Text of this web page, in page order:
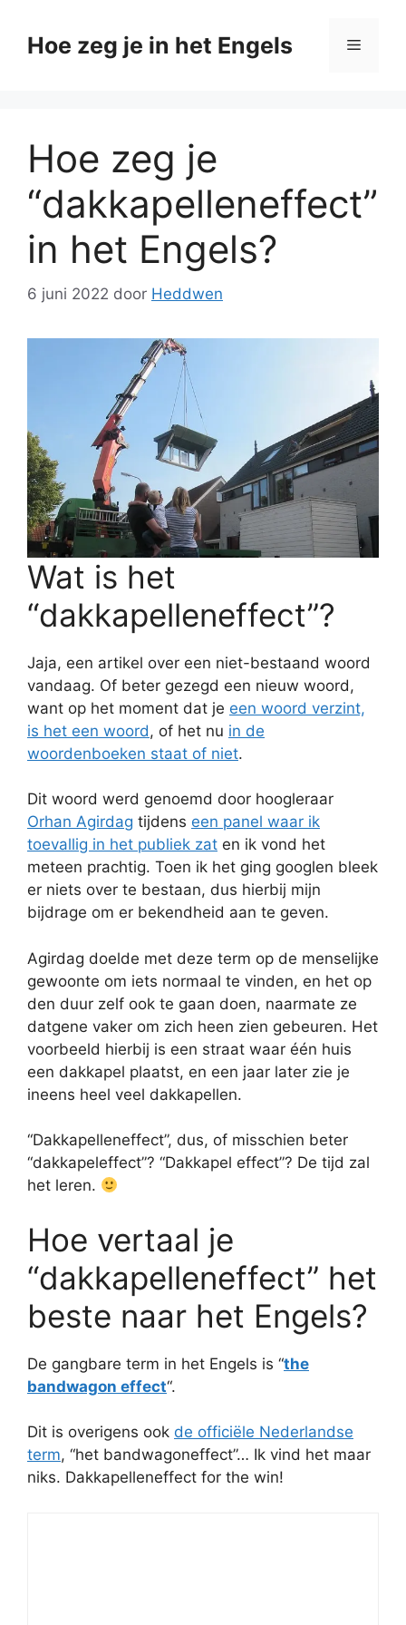
naarHoe zeg je in het Engels Menu
Hoe zeg je
“dakkapelleneffect”
in het Engels?
6 juni 2022 door Heddwen
Wat is het
“dakkapelleneffect”?
Jaja, een artikel over een niet-bestaand woord
vandaag. Of beter gezegd een nieuw woord,
want op het moment dat je een woord verzint,
is het een woord, of het nu in de
woordenboeken staat of niet.
Dit woord werd genoemd door hoogleraar
Orhan Agirdag tijdens een panel waar ik
toevallig in het publiek zat en ik vond het
meteen prachtig. Toen ik het ging googlen bleek
er niets over te bestaan, dus hierbij mijn
bijdrage om er bekendheid aan te geven.
Agirdag doelde met deze term op de menselijke
gewoonte om iets normaal te vinden, en het op
den duur zelf ook te gaan doen, naarmate ze
datgene vaker om zich heen zien gebeuren. Het
voorbeeld hierbij is een straat waar één huis
een dakkapel plaatst, en een jaar later zie je
ineens heel veel dakkapellen.
“Dakkapelleneffect”, dus, of misschien beter
“dakkapeleffect”? “Dakkapel effect”? De tijd zal
het leren.
Hoe vertaal je
“dakkapelleneffect” het
beste naar het Engels?
De gangbare term in het Engels is “the
bandwagon effect“.
Dit is overigens ook de officiële Nederlandse
term, “het bandwagoneffect”… Ik vind het maar
niks. Dakkapelleneffect for the win!